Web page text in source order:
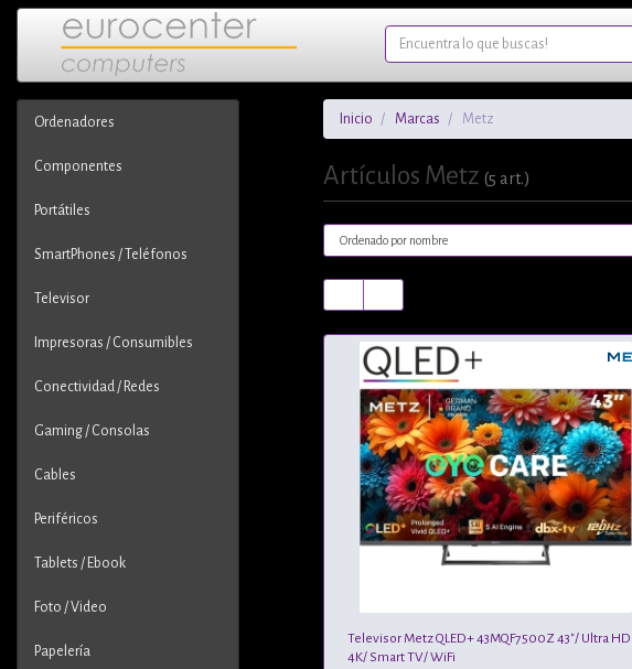
Ordenadores
Componentes
Portátiles
SmartPhones / Teléfonos
Televisor
Impresoras / Consumibles
Conectividad / Redes
Gaming / Consolas
Cables
Periféricos
Tablets / Ebook
Foto / Video
Papelería
Inicio Marcas Metz
Artículos Metz (5 art.)
Televisor Metz QLED+ 43MQF7500Z 43"/ Ultra HD
4K/ Smart TV/ WiFi